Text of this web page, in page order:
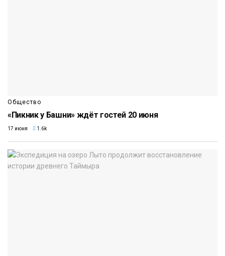
Общество
«Пикник у Башни» ждёт гостей 20 июня
17 июня 1.6k